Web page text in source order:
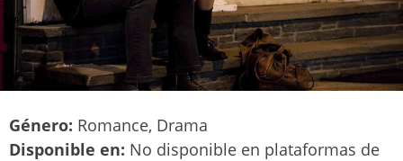
Género: Romance, Drama
Disponible en: No disponible en plataformas de